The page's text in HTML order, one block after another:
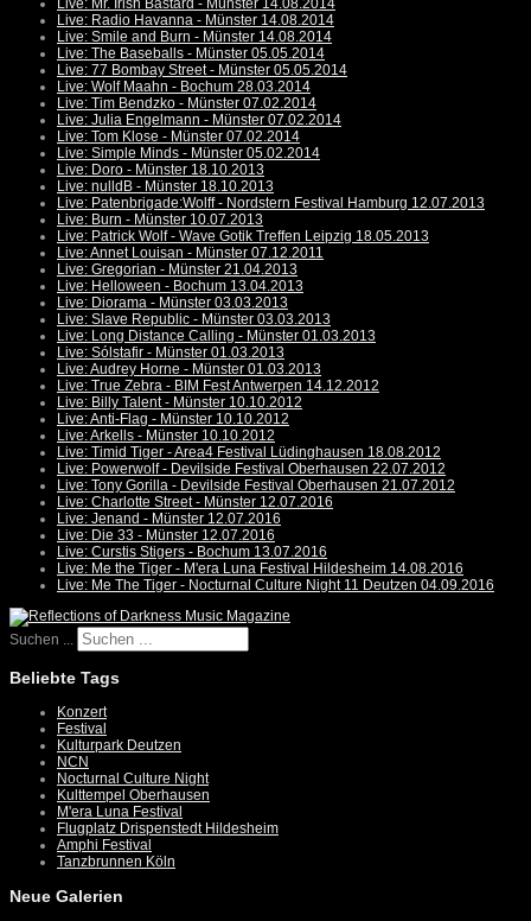
Live: Mr. Irish Bastard - Münster 14.08.2014
Live: Radio Havanna - Münster 14.08.2014
Live: Smile and Burn - Münster 14.08.2014
Live: The Baseballs - Münster 05.05.2014
Live: 77 Bombay Street - Münster 05.05.2014
Live: Wolf Maahn - Bochum 28.03.2014
Live: Tim Bendzko - Münster 07.02.2014
Live: Julia Engelmann - Münster 07.02.2014
Live: Tom Klose - Münster 07.02.2014
Live: Simple Minds - Münster 05.02.2014
Live: Doro - Münster 18.10.2013
Live: nulldB - Münster 18.10.2013
Live: Patenbrigade:Wolff - Nordstern Festival Hamburg 12.07.2013
Live: Burn - Münster 10.07.2013
Live: Patrick Wolf - Wave Gotik Treffen Leipzig 18.05.2013
Live: Annet Louisan - Münster 07.12.2011
Live: Gregorian - Münster 21.04.2013
Live: Helloween - Bochum 13.04.2013
Live: Diorama - Münster 03.03.2013
Live: Slave Republic - Münster 03.03.2013
Live: Long Distance Calling - Münster 01.03.2013
Live: Sólstafir - Münster 01.03.2013
Live: Audrey Horne - Münster 01.03.2013
Live: True Zebra - BIM Fest Antwerpen 14.12.2012
Live: Billy Talent - Münster 10.10.2012
Live: Anti-Flag - Münster 10.10.2012
Live: Arkells - Münster 10.10.2012
Live: Timid Tiger - Area4 Festival Lüdinghausen 18.08.2012
Live: Powerwolf - Devilside Festival Oberhausen 22.07.2012
Live: Tony Gorilla - Devilside Festival Oberhausen 21.07.2012
Live: Charlotte Street - Münster 12.07.2016
Live: Jenand - Münster 12.07.2016
Live: Die 33 - Münster 12.07.2016
Live: Curstis Stigers - Bochum 13.07.2016
Live: Me the Tiger - M'era Luna Festival Hildesheim 14.08.2016
Live: Me The Tiger - Nocturnal Culture Night 11 Deutzen 04.09.2016
Suchen ...
Beliebte Tags
Konzert
Festival
Kulturpark Deutzen
NCN
Nocturnal Culture Night
Kulttempel Oberhausen
M'era Luna Festival
Flugplatz Drispenstedt Hildesheim
Amphi Festival
Tanzbrunnen Köln
Neue Galerien